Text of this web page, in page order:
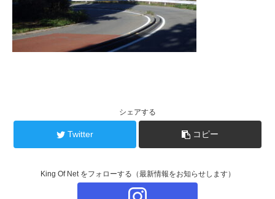
シェアする
Twitter コピー
King Of Net をフォローする（最新情報をお知らせします）